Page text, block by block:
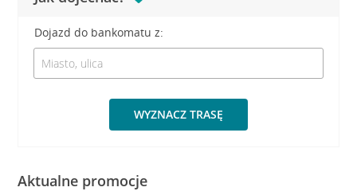
Dojazd do bankomatu z:
WYZNACZ TRASĘ
Aktualne promocje